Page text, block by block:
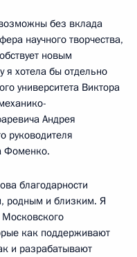
без вклада
научного творчества,
новым
хотела бы отдельно
университета Виктора
Андрея
руководителя
Фоменко.
благодарности
родным и близким. Я
Московского
как поддерживают
и разрабатывают